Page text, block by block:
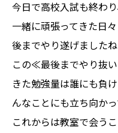
今日で高校入試も終わ
一緒に頑張ってきた日
後までやり遂げましたね
この≪最後までやり抜
きた勉強量は誰にも負
んなことにも立ち向か
これからは教室で会う